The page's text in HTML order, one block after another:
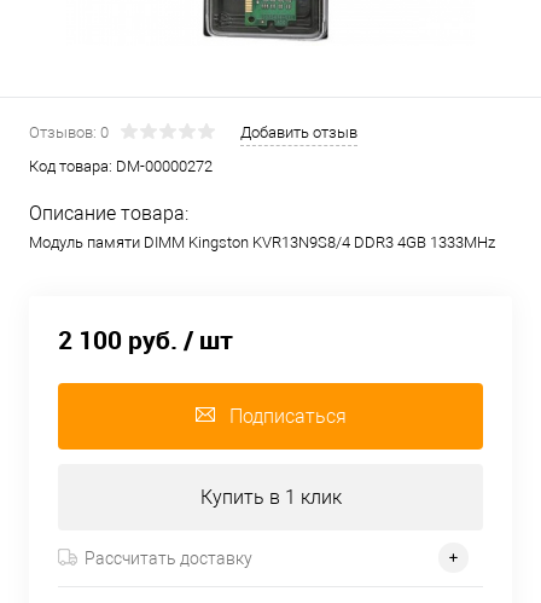
Отзывов: 0
Добавить отзыв
Код товара: DM-00000272
Описание товара:
Модуль памяти DIMM Kingston KVR13N9S8/4 DDR3 4GB 1333MHz
2 100 руб. / шт
Подписаться
Купить в 1 клик
Рассчитать доставку